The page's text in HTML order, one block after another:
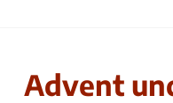
Advent